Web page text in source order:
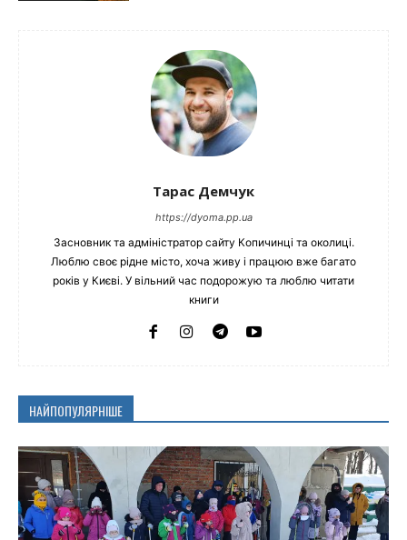
Тарас Демчук
https://dyoma.pp.ua
Засновник та адміністратор сайту Копичинці та околиці.
Люблю своє рідне місто, хоча живу і працюю вже багато
років у Києві. У вільний час подорожую та люблю читати
книги
НАЙПОПУЛЯРНІШЕ